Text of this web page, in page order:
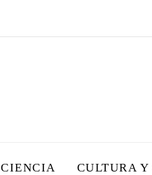
CIENCIA CULTURA Y